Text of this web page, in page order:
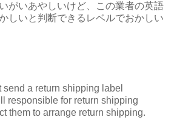
がいあやしいけど、この業者の英語
しいと判断できるレベルでおかしい
a return shipping label
responsible for return shipping
them to arrange return shipping.